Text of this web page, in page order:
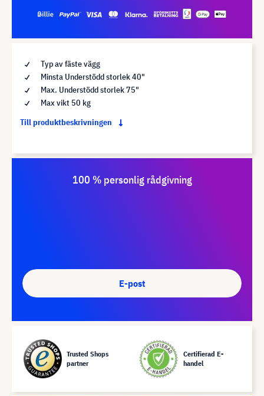
Typ av fäste vägg
Minsta Understödd storlek 40"
Max. Understödd storlek 75"
Max vikt 50 kg
Till produktbeskrivningen
100 % personlig rådgivning
E-post
Trusted Shops
partner
Certifierad E-
handel